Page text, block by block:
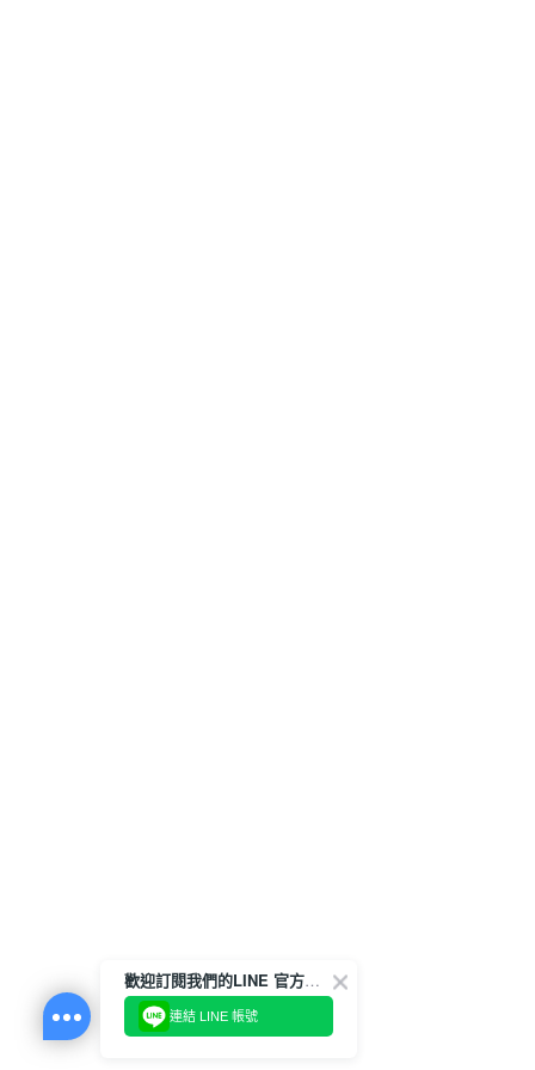
歡迎訂閱我們的LINE 官方帳號
連結 LINE 帳號